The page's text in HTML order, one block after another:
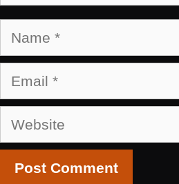
Name
Email
Website